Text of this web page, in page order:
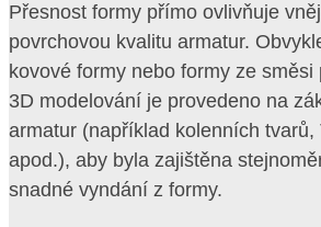
Přesnost formy přímo ovlivňuje
povrchovou kvalitu armatur.
kovové formy nebo formy ze
3D modelování je provedeno na
armatur (například kolenních tvarů,
apod.), aby byla zajištěna
snadné vyndání z formy.